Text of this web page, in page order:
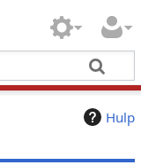
Hulp